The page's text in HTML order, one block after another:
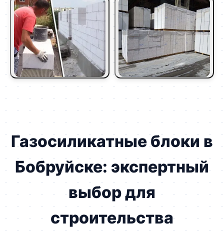
Газосиликатные блоки в
Бобруйске: экспертный
выбор для
строительства